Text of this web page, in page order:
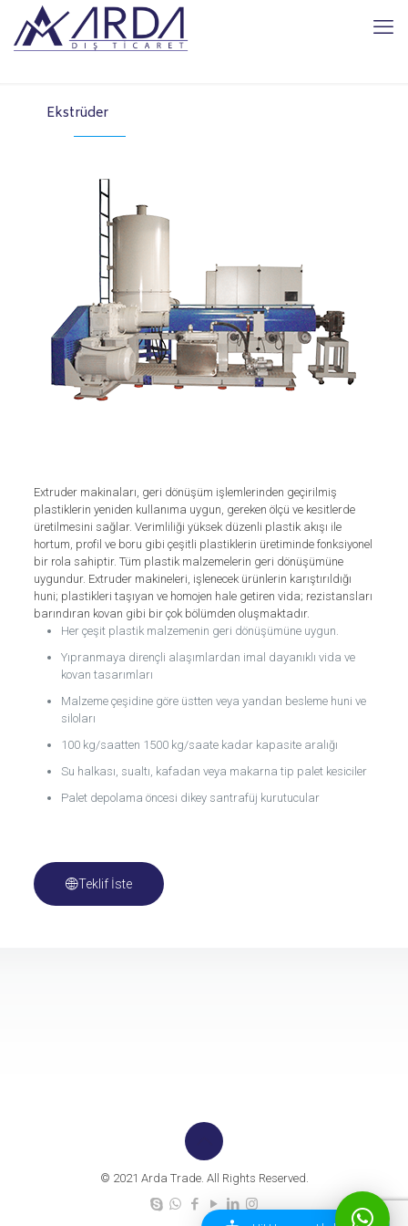
Ekstrüder
Extruder makinaları, geri dönüşüm işlemlerinden geçirilmiş
plastiklerin yeniden kullanıma uygun, gereken ölçü ve kesitlerde
üretilmesini sağlar. Verimliliği yüksek düzenli plastik akışı ile
hortum, profil ve boru gibi çeşitli plastiklerin üretiminde fonksiyonel
bir rola sahiptir. Tüm plastik malzemelerin geri dönüşümüne
uygundur. Extruder makineleri, işlenecek ürünlerin karıştırıldığı
huni; plastikleri taşıyan ve homojen hale getiren vida; rezistansları
barındıran kovan gibi bir çok bölümden oluşmaktadır.
Her çeşit plastik malzemenin geri dönüşümüne uygun.
Yıpranmaya dirençli alaşımlardan imal dayanıklı vida ve
kovan tasarımları
Malzeme çeşidine göre üstten veya yandan besleme huni ve
siloları
100 kg/saatten 1500 kg/saate kadar kapasite aralığı
Su halkası, sualtı, kafadan veya makarna tip palet kesiciler
Palet depolama öncesi dikey santrafüj kurutucular
Teklif İste
© 2021 Arda Trade. All Rights Reserved.